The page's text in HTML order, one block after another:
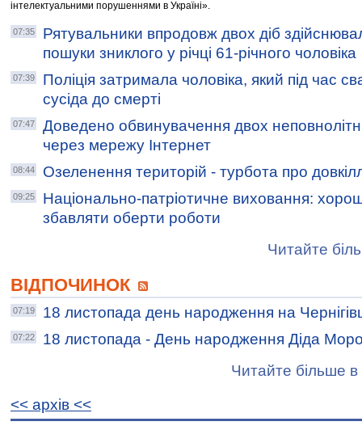
інтелектуальними порушеннями в Україні».
07:35
Рятувальники впродовж двох діб
пошуки зниклого у річці 61-річного чоловіка
07:39
Поліція затримала чоловіка, який під час
сусіда до смерті
07:47
Доведено обвинувачення двох
через мережу Інтернет
08:44 Озеленення територій - турбота про
09:25
Національно-патріотичне виховання:
збавляти оберти роботи
Читайте
ВІДПОЧИНОК
07:19 18 листопада день народження на
07:22
18 листопада - День народження Діда
Читайте більше в
<< архiв <<